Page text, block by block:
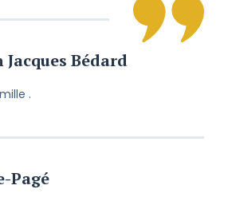
pénibles, je tiens à
sincères condoléances
vous chaque jour et
Bédard
.
Pagé